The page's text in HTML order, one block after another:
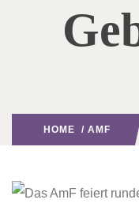
HOME / AMF